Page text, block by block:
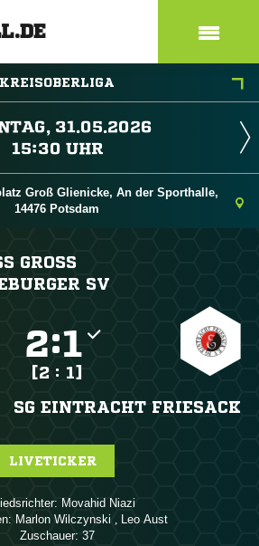
KREISOBERLIGA

 
Groß Glienicke, An der Sporthalle,
14476 Potsdam
GL
SV
:
[2 : 1]
SG EINTRACHT FRIESACK
LIVETICKER
 
  ,  
Zuschauer: 37